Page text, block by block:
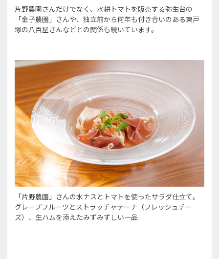
片野農園さんだけでなく、水耕トマトを販売する弥生台の
「金子農園」さんや、独立前から何年も付き合いのある東戸
塚の八百屋さんなどとの関係も続いています。
「片野農園」さんの水ナスとトマトを使ったサラダ仕立て。
グレープフルーツとストラッチャテーナ（フレッシュチー
ズ）、生ハムを添えたみずみずしい一品